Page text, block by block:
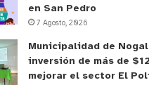
en San Pedro
7 Agosto, 2026
Municipalidad de
inversión de más de
mejorar el sector El